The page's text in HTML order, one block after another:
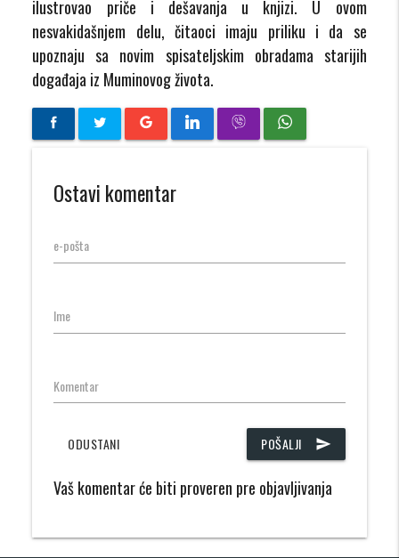
ilustrovao priče i dešavanja u knjizi. U ovom
nesvakidašnjem delu, čitaoci imaju priliku i da se
upoznaju sa novim spisateljskim obradama starijih
događaja iz Muminovog života.
Ostavi komentar
e-pošta
Ime
Komentar
POŠALJI send
ODUSTANI
Vaš komentar će biti proveren pre objavljivanja